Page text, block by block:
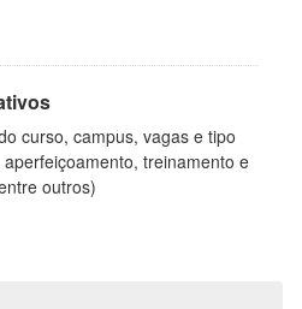
curso, campus, vagas e tipo
treinamento e
outros)